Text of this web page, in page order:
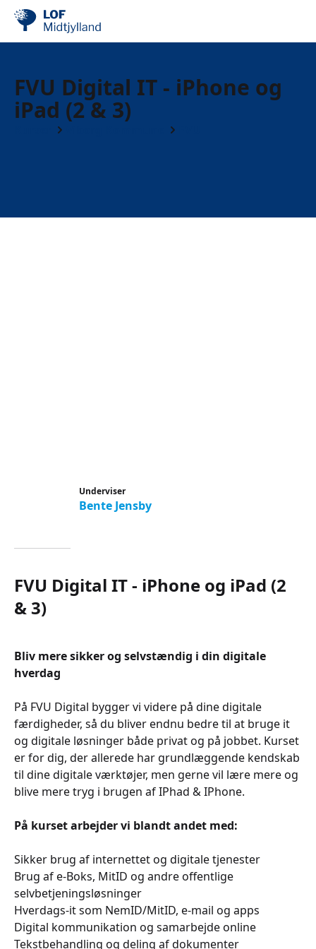
FVU Digital IT - iPhone og
iPad (2 & 3)
Underviser
Bente Jensby
FVU Digital IT - iPhone og iPad (2
& 3)
Bliv mere sikker og selvstændig i din digitale
hverdag
På FVU Digital bygger vi videre på dine digitale
færdigheder, så du bliver endnu bedre til at bruge it
og digitale løsninger både privat og på jobbet. Kurset
er for dig, der allerede har grundlæggende kendskab
til dine digitale værktøjer, men gerne vil lære mere og
blive mere tryg i brugen af IPhad & IPhone.
På kurset arbejder vi blandt andet med:
Sikker brug af internettet og digitale tjenester
Brug af e-Boks, MitID og andre offentlige
selvbetjeningsløsninger
Hverdags-it som NemID/MitID, e-mail og apps
Digital kommunikation og samarbejde online
Tekstbehandling og deling af dokumenter